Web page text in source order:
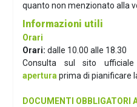
quanto non menzionato alla
Informazioni utili
Orari
Orari:dalle 10.00 alle 18.30
Consulta sul sito
apertura prima di pianificare
DOCUMENTI OBBLIGATORI